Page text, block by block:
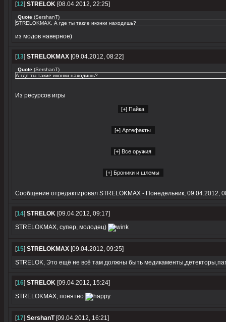
[12] STRELOK [08.04.2012, 22:25]
Quote (SershanT)
STRELOKMAX, А где ты такие иконки находишь?
из модов наверное)
[13] STRELOKMAX [09.04.2012, 08:22]
Quote (SershanT)
А где ты такие иконки находишь?
Из ресурсов игры
Сообщение отредактировал STRELOKMAX - Понедельник, 09.04.2012,
[14] STRELOK [09.04.2012, 09:17]
STRELOKMAX, супер, молодец)
[15] STRELOKMAX [09.04.2012, 09:25]
STRELOK, Это ещё не всё там должны быть
[16] STRELOK [09.04.2012, 15:24]
STRELOKMAX, понятно
[17] SershanT[09.04.2012, 16:21]